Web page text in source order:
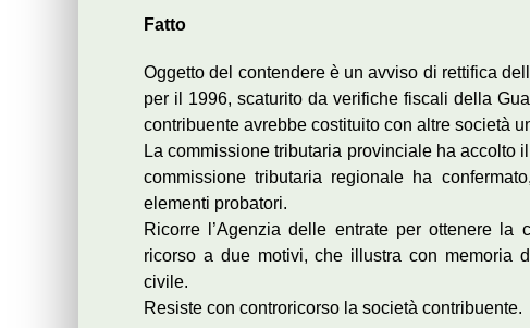
Fatto
Oggetto del contendere è un avviso di rettifica
per il 1996, scaturito da verifiche fiscali della
contribuente avrebbe costituito con altre società
La commissione tributaria provinciale ha accolto
commissione tributaria regionale ha
elementi probatori.
Ricorre l’Agenzia delle entrate per ottenere la
ricorso a due motivi, che illustra con memoria
civile.
Resiste con controricorso la società contribuente.